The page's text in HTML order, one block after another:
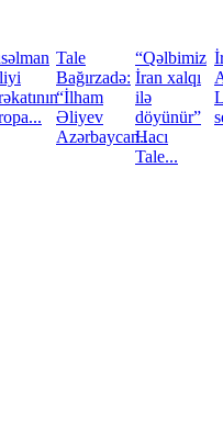
Tale
Bağırzadə:
“İlham
Əliyev
Azərbaycan...
“Qəlbimiz
İran xalqı
ilə
döyünür”
Hacı
Tale...